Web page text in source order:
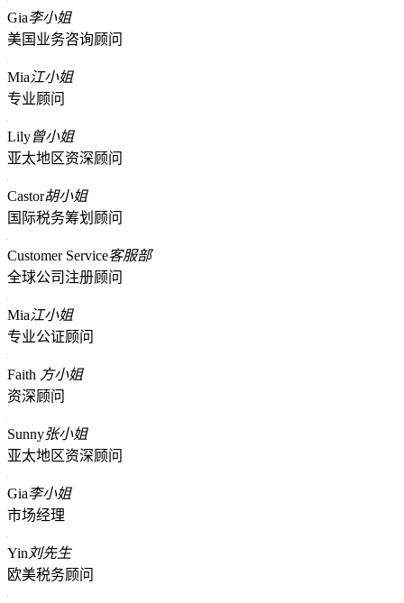
Gia李小姐
美国业务咨询顾问
Mia江小姐
专业顾问
Lily曾小姐
亚太地区资深顾问
Castor胡小姐
国际税务筹划顾问
Customer Service客服部
全球公司注册顾问
Mia江小姐
专业公证顾问
Faith 方小姐
资深顾问
Sunny张小姐
亚太地区资深顾问
Gia李小姐
市场经理
Yin 刘先生
欧美税务顾问